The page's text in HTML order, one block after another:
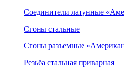
Соединители латунные
Сгоны стальные
Сгоны разъемные
Резьба стальная приварная